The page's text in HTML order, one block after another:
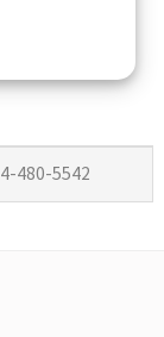
480-5542